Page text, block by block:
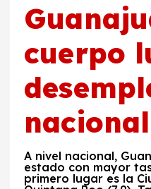
cuerpo
nacional
A nivel nacional,
estado con mayor
primero lugar es la